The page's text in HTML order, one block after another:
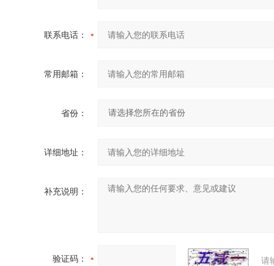
联系电话：
常用邮箱：
省份：
详细地址：
补充说明：
验证码： 请